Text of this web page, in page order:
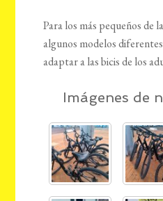
Para los más pequeños de
algunos modelos
adaptar a las bicis de los
Imágenes de